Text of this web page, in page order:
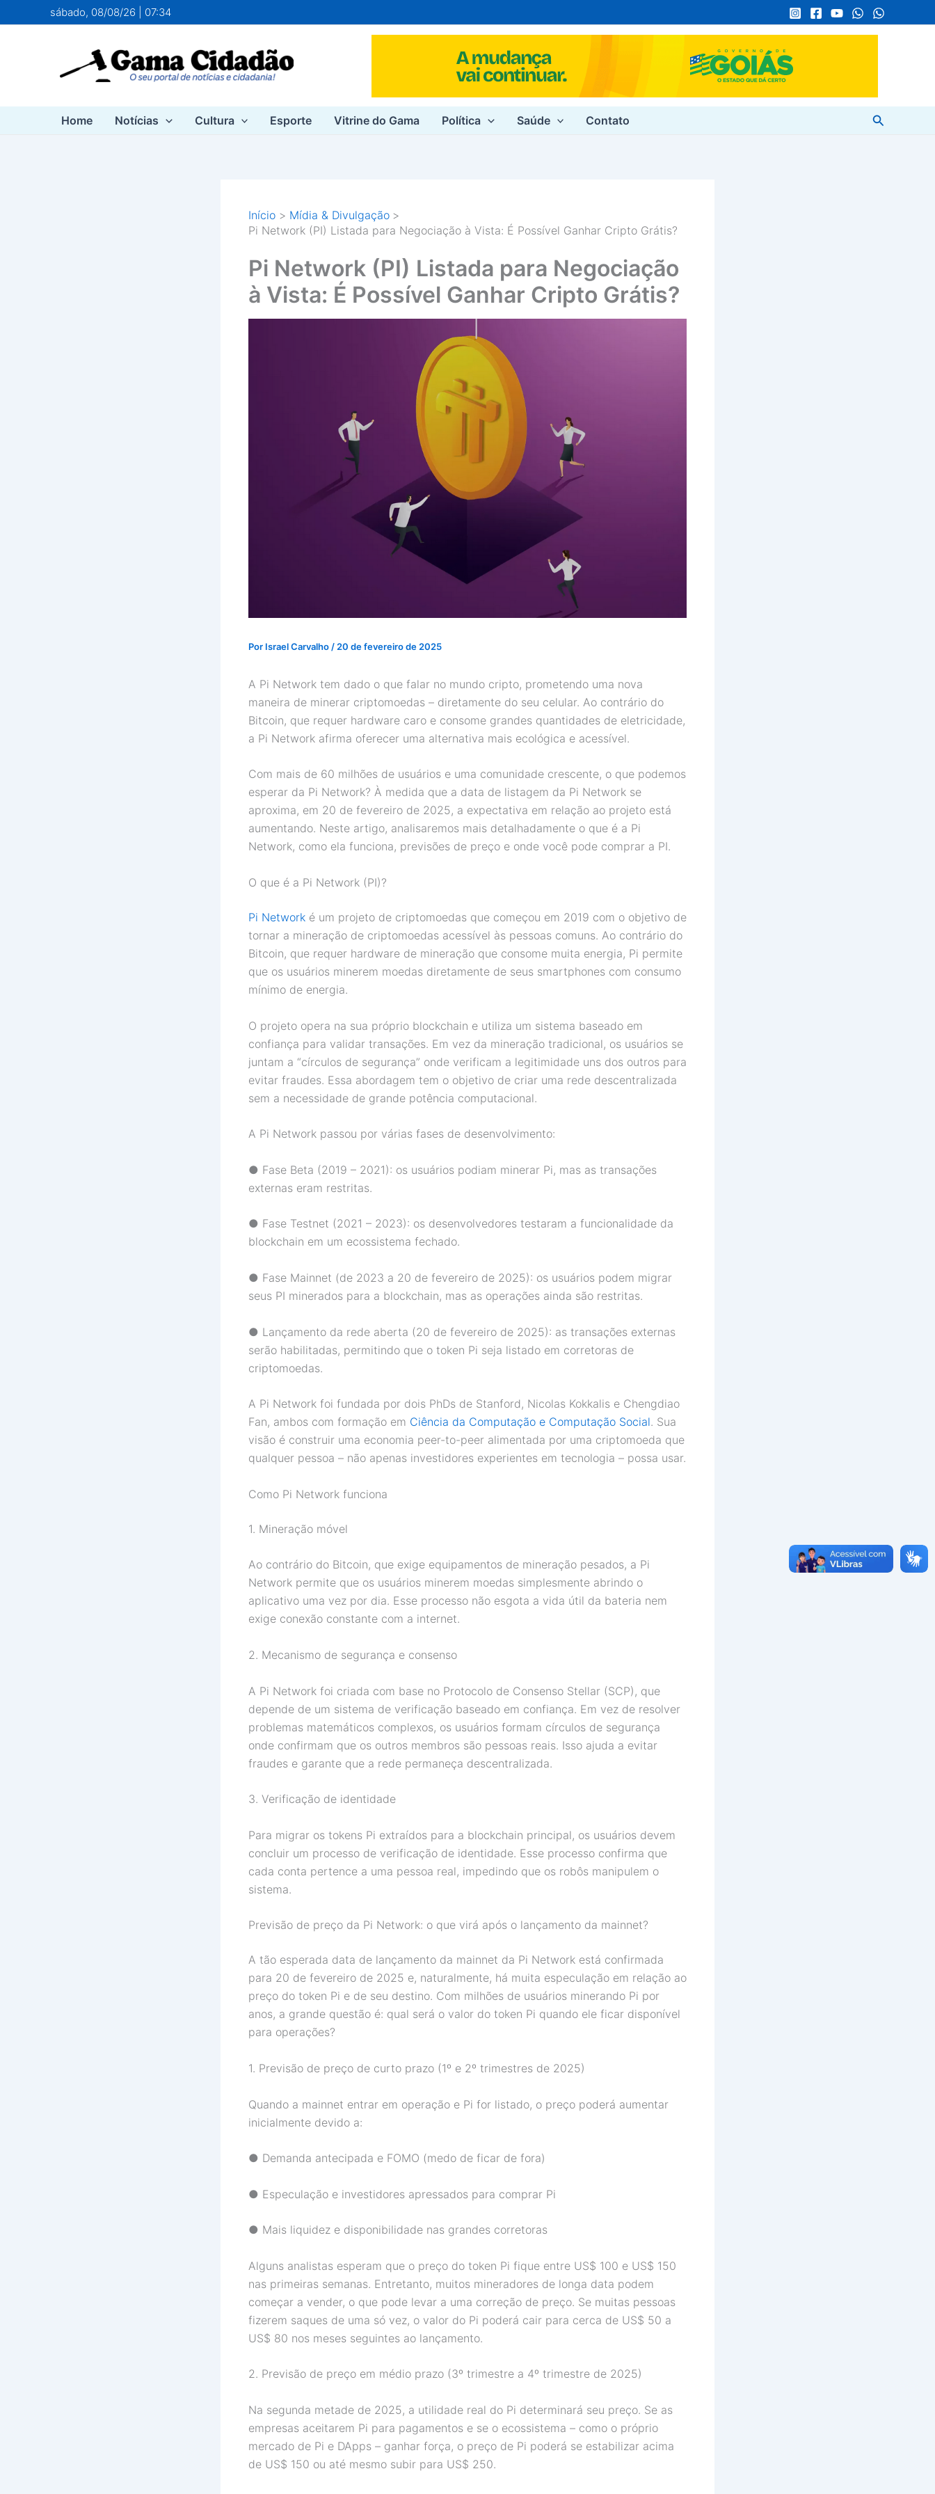
para
sábado, 08/08/26 | 07:34
Home Notícias Cultura Esporte Vitrine do Gama Política Saúde Contato Pesquisar
Início
Mídia & Divulgação
Pi Network (PI) Listada para Negociação à Vista: É Possível Ganhar Cripto Grátis?
Pi Network (PI) Listada para Negociação
à Vista: É Possível Ganhar Cripto Grátis?
Por Israel Carvalho / 20 de fevereiro de 2025
A Pi Network tem dado o que falar no mundo cripto, prometendo uma nova
maneira de minerar criptomoedas – diretamente do seu celular. Ao contrário do
Bitcoin, que requer hardware caro e consome grandes quantidades de eletricidade,
a Pi Network afirma oferecer uma alternativa mais ecológica e acessível.
Com mais de 60 milhões de usuários e uma comunidade crescente, o que podemos
esperar da Pi Network? À medida que a data de listagem da Pi Network se
aproxima, em 20 de fevereiro de 2025, a expectativa em relação ao projeto está
aumentando. Neste artigo, analisaremos mais detalhadamente o que é a Pi
Network, como ela funciona, previsões de preço e onde você pode comprar a PI.
O que é a Pi Network (PI)?
Pi Network é um projeto de criptomoedas que começou em 2019 com o objetivo de
tornar a mineração de criptomoedas acessível às pessoas comuns. Ao contrário do
Bitcoin, que requer hardware de mineração que consome muita energia, Pi permite
que os usuários minerem moedas diretamente de seus smartphones com consumo
mínimo de energia.
O projeto opera na sua próprio blockchain e utiliza um sistema baseado em
confiança para validar transações. Em vez da mineração tradicional, os usuários se
juntam a “círculos de segurança” onde verificam a legitimidade uns dos outros para
evitar fraudes. Essa abordagem tem o objetivo de criar uma rede descentralizada
sem a necessidade de grande potência computacional.
A Pi Network passou por várias fases de desenvolvimento:
● Fase Beta (2019 – 2021): os usuários podiam minerar Pi, mas as transações
externas eram restritas.
● Fase Testnet (2021 – 2023): os desenvolvedores testaram a funcionalidade da
blockchain em um ecossistema fechado.
● Fase Mainnet (de 2023 a 20 de fevereiro de 2025): os usuários podem migrar
seus PI minerados para a blockchain, mas as operações ainda são restritas.
● Lançamento da rede aberta (20 de fevereiro de 2025): as transações externas
serão habilitadas, permitindo que o token Pi seja listado em corretoras de
criptomoedas.
A Pi Network foi fundada por dois PhDs de Stanford, Nicolas Kokkalis e Chengdiao
Fan, ambos com formação em Ciência da Computação e Computação Social. Sua
visão é construir uma economia peer-to-peer alimentada por uma criptomoeda que
qualquer pessoa – não apenas investidores experientes em tecnologia – possa usar.
Como Pi Network funciona
1. Mineração móvel
Ao contrário do Bitcoin, que exige equipamentos de mineração pesados, a Pi
Network permite que os usuários minerem moedas simplesmente abrindo o
aplicativo uma vez por dia. Esse processo não esgota a vida útil da bateria nem
exige conexão constante com a internet.
2. Mecanismo de segurança e consenso
A Pi Network foi criada com base no Protocolo de Consenso Stellar (SCP), que
depende de um sistema de verificação baseado em confiança. Em vez de resolver
problemas matemáticos complexos, os usuários formam círculos de segurança
onde confirmam que os outros membros são pessoas reais. Isso ajuda a evitar
fraudes e garante que a rede permaneça descentralizada.
3. Verificação de identidade
Para migrar os tokens Pi extraídos para a blockchain principal, os usuários devem
concluir um processo de verificação de identidade. Esse processo confirma que
cada conta pertence a uma pessoa real, impedindo que os robôs manipulem o
sistema.
Previsão de preço da Pi Network: o que virá após o lançamento da mainnet?
A tão esperada data de lançamento da mainnet da Pi Network está confirmada
para 20 de fevereiro de 2025 e, naturalmente, há muita especulação em relação ao
preço do token Pi e de seu destino. Com milhões de usuários minerando Pi por
anos, a grande questão é: qual será o valor do token Pi quando ele ficar disponível
para operações?
1. Previsão de preço de curto prazo (1º e 2º trimestres de 2025)
Quando a mainnet entrar em operação e Pi for listado, o preço poderá aumentar
inicialmente devido a:
● Demanda antecipada e FOMO (medo de ficar de fora)
● Especulação e investidores apressados para comprar Pi
● Mais liquidez e disponibilidade nas grandes corretoras
Alguns analistas esperam que o preço do token Pi fique entre US$ 100 e US$ 150
nas primeiras semanas. Entretanto, muitos mineradores de longa data podem
começar a vender, o que pode levar a uma correção de preço. Se muitas pessoas
fizerem saques de uma só vez, o valor do Pi poderá cair para cerca de US$ 50 a
US$ 80 nos meses seguintes ao lançamento.
2. Previsão de preço em médio prazo (3º trimestre a 4º trimestre de 2025)
Na segunda metade de 2025, a utilidade real do Pi determinará seu preço. Se as
empresas aceitarem Pi para pagamentos e se o ecossistema – como o próprio
mercado de Pi e DApps – ganhar força, o preço de Pi poderá se estabilizar acima
de US$ 150 ou até mesmo subir para US$ 250.